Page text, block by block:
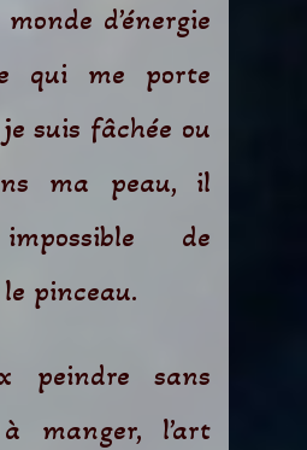
d’énergie
qui me porte
suis fâchée ou
ma peau, il
de
pinceau.
peindre sans
manger, l’art